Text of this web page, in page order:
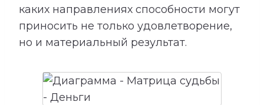
каких направлениях способности могут
приносить не только удовлетворение,
но и материальный результат.